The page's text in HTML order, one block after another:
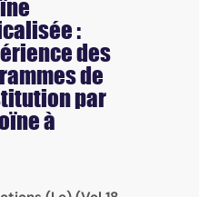
:
des
de
par
à